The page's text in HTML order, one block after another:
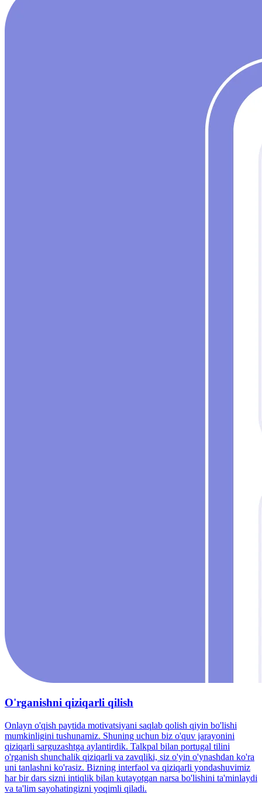
O'rganishni qiziqarli qilish
Onlayn o'qish paytida motivatsiyani saqlab qolish qiyin bo'lishi
mumkinligini tushunamiz. Shuning uchun biz o'quv jarayonini
qiziqarli sarguzashtga aylantirdik. Talkpal bilan portugal tilini
o'rganish shunchalik qiziqarli va zavqliki, siz o'yin o'ynashdan ko'ra
uni tanlashni ko'rasiz. Bizning interfaol va qiziqarli yondashuvimiz
har bir dars sizni intiqlik bilan kutayotgan narsa bo'lishini ta'minlaydi
va ta'lim sayohatingizni yoqimli qiladi.